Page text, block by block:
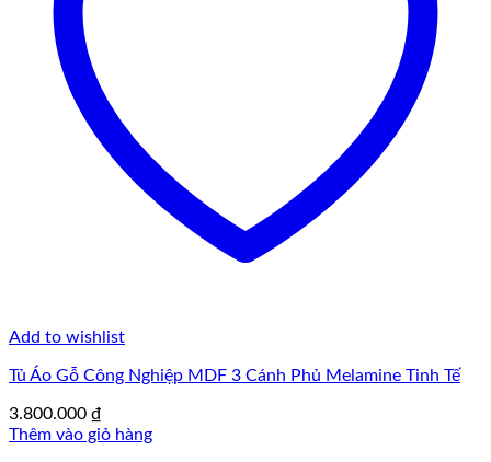
Add to wishlist
Tủ Áo Gỗ Công Nghiệp MDF 3 Cánh Phủ Melamine Tinh Tế
3.800.000 ₫
Thêm vào giỏ hàng